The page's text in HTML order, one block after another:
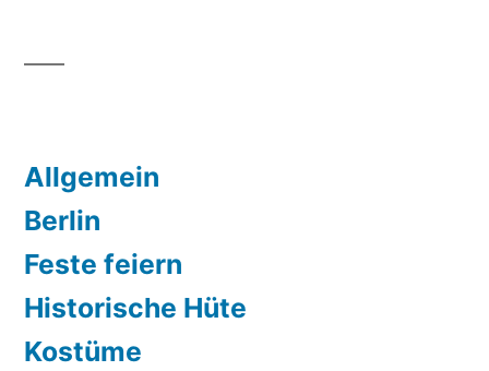
Allgemein
Berlin
Feste feiern
Historische Hüte
Kostüme